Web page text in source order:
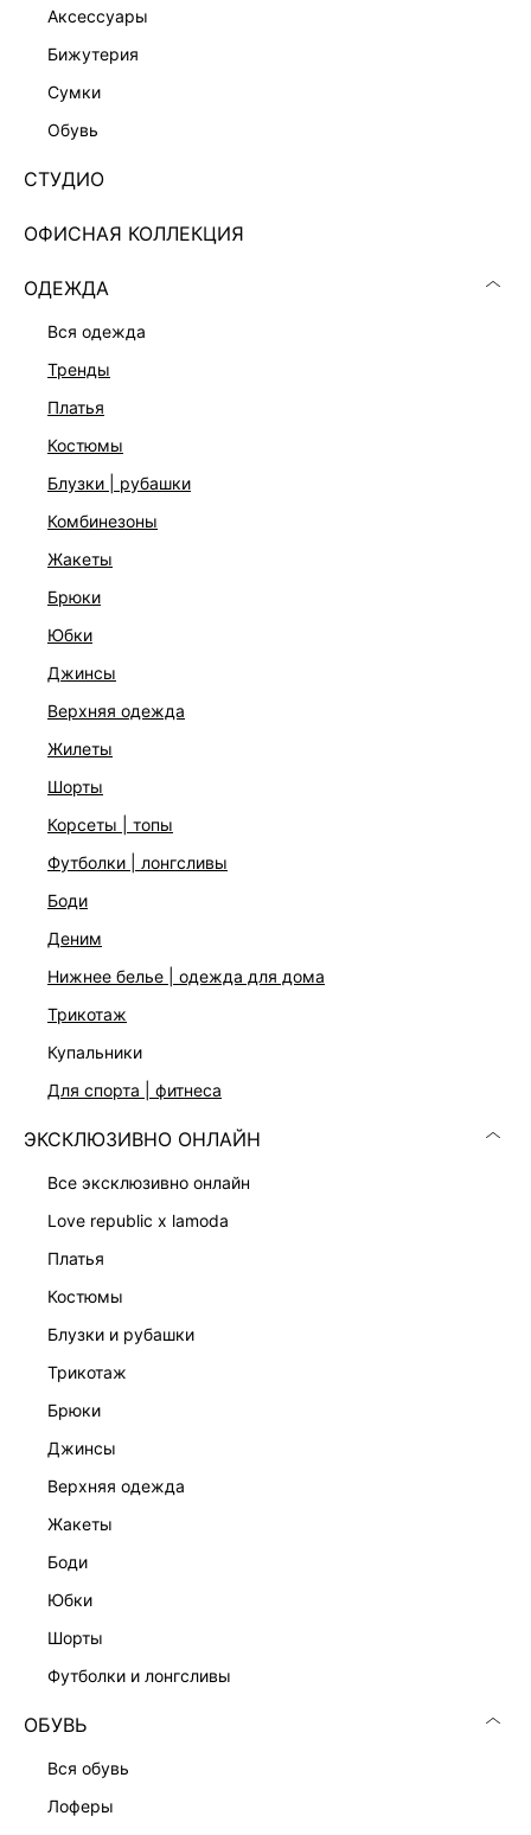
аксессуары
бижутерия
сумки
обувь
СТУДИО
ОФИСНАЯ КОЛЛЕКЦИЯ
ОДЕЖДА
вся одежда
тренды
платья
костюмы
блузки | рубашки
комбинезоны
жакеты
брюки
юбки
джинсы
верхняя одежда
жилеты
шорты
корсеты | топы
футболки | лонгсливы
боди
деним
нижнее белье | одежда для дома
трикотаж
купальники
для спорта | фитнеса
ЭКСКЛЮЗИВНО ОНЛАЙН
все эксклюзивно онлайн
love republic x lamoda
платья
костюмы
блузки и рубашки
трикотаж
брюки
джинсы
верхняя одежда
жакеты
боди
юбки
шорты
футболки и лонгсливы
ОБУВЬ
вся обувь
лоферы
БЛУЗКА ИЗ ВИСКОЗЫ
ЭКСКЛЮЗИВНО ОНЛАЙН
ТОП С БАСКОЙ
6 599 ₽